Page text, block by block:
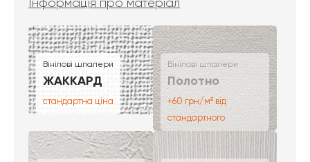
Вінілові шпалери
ЖАККАРД
стандартна ціна
Вінілові шпалери
Полотно
+60 грн/м² від
стандартного